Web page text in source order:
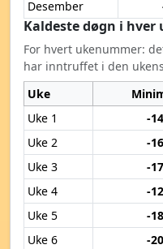
Desember
Kaldeste døgn i hver
For hvert ukenummer:
har inntruffet i den
Uke
Uke 1
-
Uke 2
-
Uke 3
-
Uke 4
-
Uke 5
-
Uke 6
-